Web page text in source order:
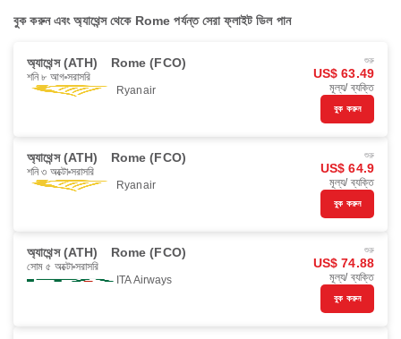
বুক করুন এবং অ্যাথেন্স থেকে Rome পর্যন্ত সেরা ফ্লাইট ডিল পান
অ্যাথেন্স (ATH) Rome (FCO)
শনি ৮ আগ সরাসরি
Ryanair
শুরু
US$ 63.49
মূল্য/ ব্যক্তি
বুক করুন
অ্যাথেন্স (ATH) Rome (FCO)
শনি ৩ অক্টো সরাসরি
Ryanair
শুরু
US$ 64.9
মূল্য/ ব্যক্তি
বুক করুন
অ্যাথেন্স (ATH) Rome (FCO)
সোম ৫ অক্টো সরাসরি
ITA Airways
শুরু
US$ 74.88
মূল্য/ ব্যক্তি
বুক করুন